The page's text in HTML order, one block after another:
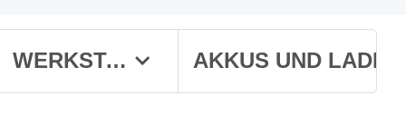
WERKSTATT